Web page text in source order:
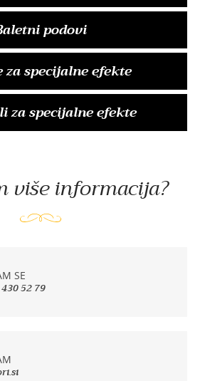
podovi
za specijalne efekte
za specijalne efekte
više informacija?
SE
52 79